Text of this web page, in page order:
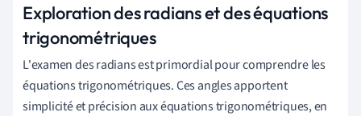
Exploration des radians et des équations
trigonométriques
L'examen des radians est primordial pour comprendre les
équations trigonométriques. Ces angles apportent
simplicité et précision aux équations trigonométriques, en